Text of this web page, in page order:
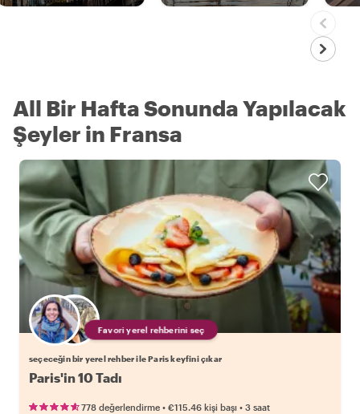
All Bir Hafta Sonunda Yapılacak
Şeyler in Fransa
Favori yerel rehberini seç
seçeceğin bir yerel rehber ile Paris keyfini çıkar
Paris'in 10 Tadı
778 değerlendirme • €115.46 kişi başı • 3 saat